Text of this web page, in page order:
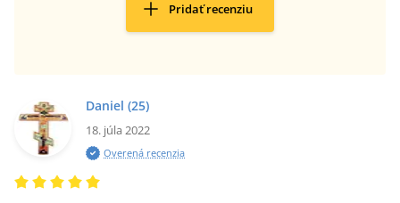
Pridať recenziu
Daniel (25)
18. júla 2022
Overená recenzia